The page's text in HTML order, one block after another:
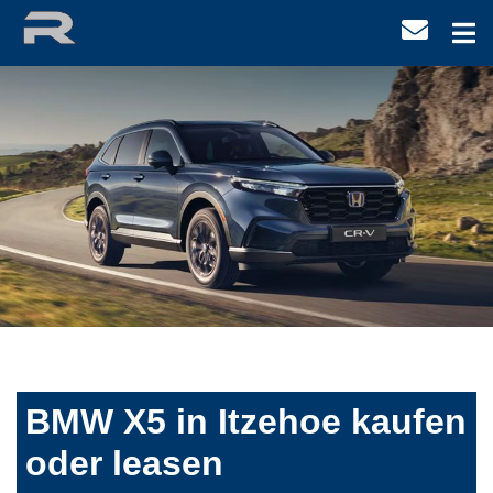
BMW X5 in Itzehoe kaufen
oder leasen